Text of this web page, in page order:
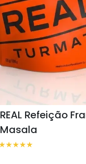
REAL Refeição
Masala